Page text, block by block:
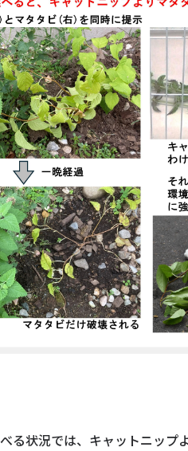
る状況では、キャットニッ